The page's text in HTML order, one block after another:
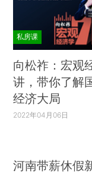
私房课
向松祚：宏观
讲，带你了解
经济大局
2022年04月06日
河南带薪休假